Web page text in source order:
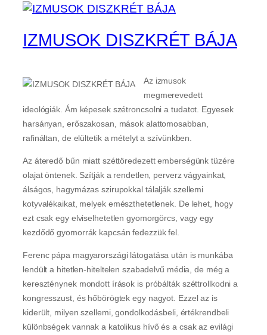
IZMUSOK DISZKRÉT BÁJA
Az izmusok
megmerevedett
ideológiák. Ám képesek szétroncsolni a tudatot. Egyesek
harsányan, erőszakosan, mások alattomosabban,
rafináltan, de elültetik a mételyt a szívünkben.
Az áteredő bűn miatt széttöredezett emberségünk tüzére
olajat öntenek. Szítják a rendetlen, perverz vágyainkat,
álságos, hagymázas szirupokkal tálalják szellemi
kotyvalékaikat, melyek emészthetetlenek. De lehet, hogy
ezt csak egy elviselhetetlen gyomorgörcs, vagy egy
kezdődő gyomorrák kapcsán fedezzük fel.
Ferenc pápa magyarországi látogatása után is munkába
lendült a hitetlen-hiteltelen szabadelvű média, de még a
kereszténynek mondott írások is próbálták széttrollkodni a
kongresszust, és hőbörögtek egy nagyot. Ezzel az is
kiderült, milyen szellemi, gondolkodásbeli, értékrendbeli
különbségek vannak a katolikus hívő és a csak az evilági